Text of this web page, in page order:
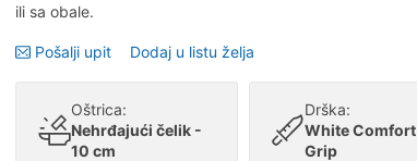
ili sa obale.
Pošalji upit Dodaj u listu želja
Oštrica:
Nehrđajući čelik -
10 cm
Drška:
White Comfort
Grip